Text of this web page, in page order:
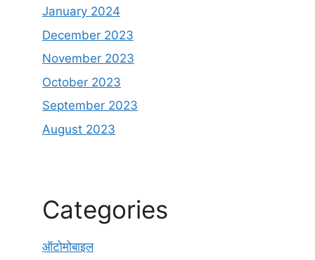
January 2024
December 2023
November 2023
October 2023
September 2023
August 2023
Categories
ऑटोमोबाइल